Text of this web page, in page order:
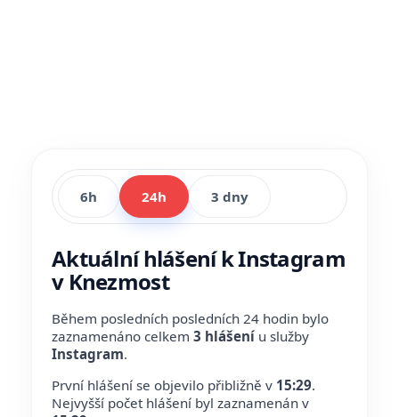
6h 24h 3 dny
Aktuální hlášení k Instagram
v Knezmost
Během posledních posledních 24 hodin bylo
zaznamenáno celkem 3 hlášení u služby
Instagram.
První hlášení se objevilo přibližně v 15:29.
Nejvyšší počet hlášení byl zaznamenán v